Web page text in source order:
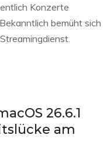
Konzerte
bemüht sich
26.6.1
am